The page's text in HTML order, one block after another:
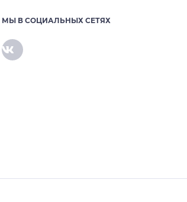
МЫ В СОЦИАЛЬНЫХ СЕТЯХ